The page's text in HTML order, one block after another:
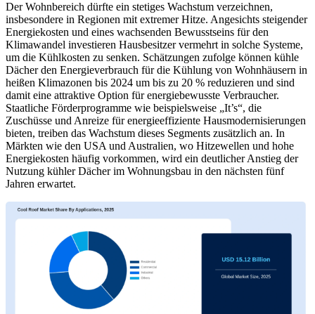
Der Wohnbereich dürfte ein stetiges Wachstum verzeichnen,
insbesondere in Regionen mit extremer Hitze. Angesichts steigender
Energiekosten und eines wachsenden Bewusstseins für den
Klimawandel investieren Hausbesitzer vermehrt in solche Systeme,
um die Kühlkosten zu senken. Schätzungen zufolge können kühle
Dächer den Energieverbrauch für die Kühlung von Wohnhäusern in
heißen Klimazonen bis 2024 um bis zu 20 % reduzieren und sind
damit eine attraktive Option für energiebewusste Verbraucher.
Staatliche Förderprogramme wie beispielsweise „It’s“, die
Zuschüsse und Anreize für energieeffiziente Hausmodernisierungen
bieten, treiben das Wachstum dieses Segments zusätzlich an. In
Märkten wie den USA und Australien, wo Hitzewellen und hohe
Energiekosten häufig vorkommen, wird ein deutlicher Anstieg der
Nutzung kühler Dächer im Wohnungsbau in den nächsten fünf
Jahren erwartet.